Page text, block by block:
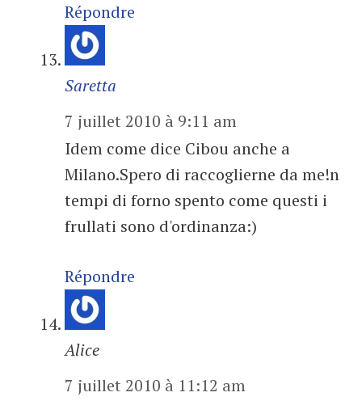
Répondre
Saretta
7 juillet 2010 à 9:11 am
Idem come dice Cibou anche a
Milano.Spero di raccoglierne da me!n
tempi di forno spento come questi i
frullati sono d'ordinanza:)
Répondre
Alice
7 juillet 2010 à 11:12 am